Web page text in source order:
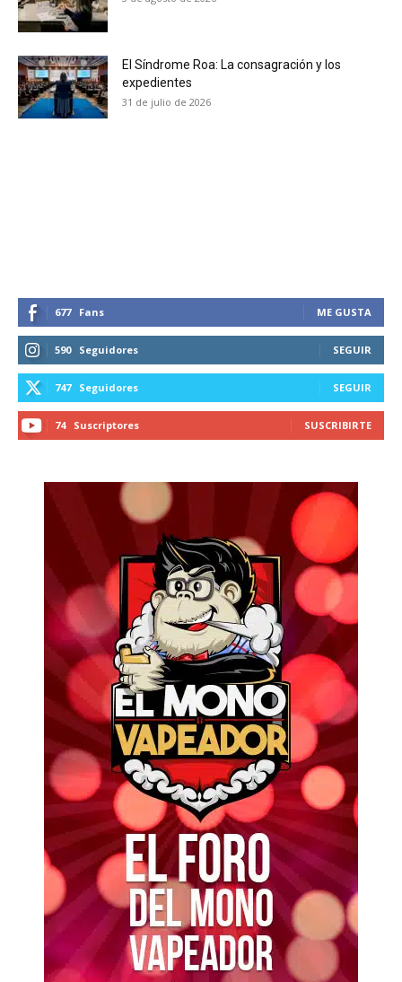
El Síndrome Roa: La consagración y los
expedientes
31 de julio de 2026
677 Fans ME GUSTA
590 Seguidores SEGUIR
747 Seguidores SEGUIR
74 Suscriptores SUSCRIBIRTE